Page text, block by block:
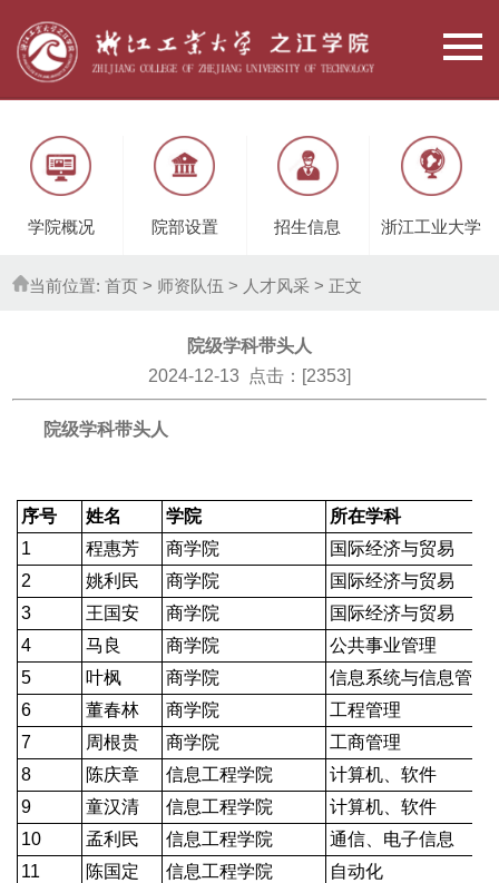
学院概况 院部设置 招生信息 浙江工业大学
当前位置:首页 > 师资队伍 > 人才风采 > 正文
院级学科带头人
2024-12-13 点击：[ 2353
院级学科带头人
序号 姓名 学院
所在学科
1
程惠芳 商学院
国际经济与贸易
2
姚利民 商学院
国际经济与贸易
3
王国安 商学院
国际经济与贸易
4
马良 商学院
公共事业管理
5
叶枫 商学院
信息系统与信息管理
6
董春林 商学院
工程管理
7
周根贵 商学院
工商管理
8
陈庆章 信息工程学院
计算机、软件
9
童汉清 信息工程学院
计算机、软件
10
孟利民 信息工程学院
通信、电子信息
11
陈国定 信息工程学院
自动化